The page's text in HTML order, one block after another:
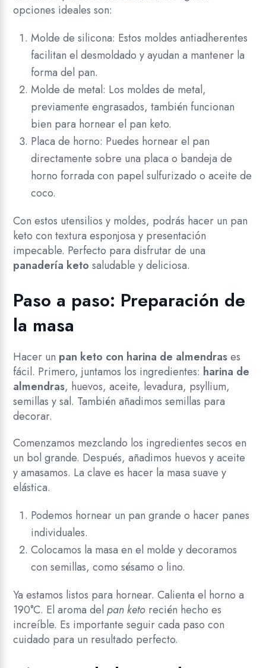
opciones ideales son:
Molde de silicona: Estos moldes antiadherentes
facilitan el desmoldado y ayudan a mantener la
forma del pan.
Molde de metal: Los moldes de metal,
previamente engrasados, también funcionan
bien para hornear el pan keto.
Placa de horno: Puedes hornear el pan
directamente sobre una placa o bandeja de
horno forrada con papel sulfurizado o aceite de
coco.
Con estos utensilios y moldes, podrás hacer un pan
keto con textura esponjosa y presentación
impecable. Perfecto para disfrutar de una
panadería keto saludable y deliciosa.
Paso a paso: Preparación de
la masa
Hacer un pan keto con harina de almendrases
fácil. Primero, juntamos los ingredientes: harina de
almendras, huevos, aceite, levadura, psyllium,
semillas y sal. También añadimos semillas para
decorar.
Comenzamos mezclando los ingredientes secos en
un bol grande. Después, añadimos huevos y aceite
y amasamos. La clave es hacer la masa suave y
elástica.
Podemos hornear un pan grande o hacer panes
individuales.
Colocamos la masa en el molde y decoramos
con semillas, como sésamo o lino.
Ya estamos listos para hornear. Calienta el horno a
190°C. El aroma delpan keto recién hecho es
increíble. Es importante seguir cada paso con
cuidado para un resultado perfecto.